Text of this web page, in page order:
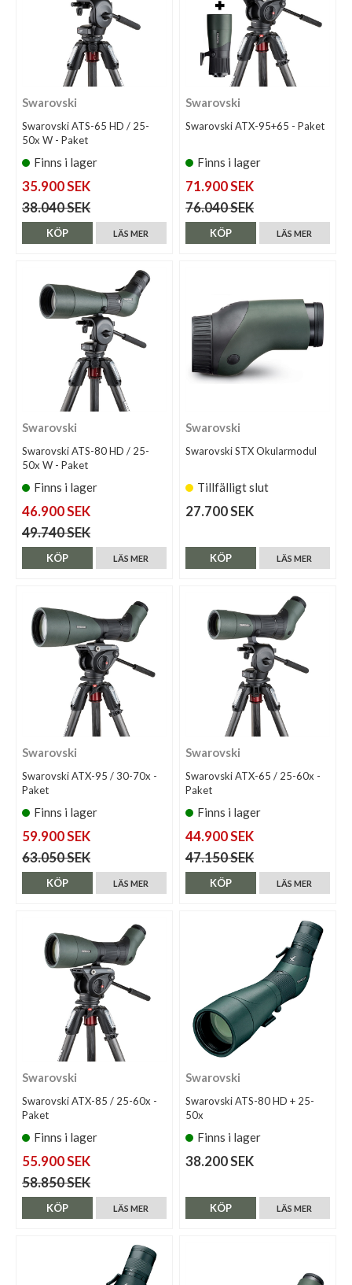
Swarovski
Swarovski ATS-65 HD / 25-
50x W - Paket
Finns i lager
35.900 SEK
38.040 SEK
LÄS MER
KÖP
Swarovski
Swarovski ATX-95+65 - Paket
Finns i lager
71.900 SEK
76.040 SEK
LÄS MER
KÖP
Swarovski
Swarovski ATS-80 HD / 25-
50x W - Paket
Finns i lager
46.900 SEK
49.740 SEK
LÄS MER
KÖP
Swarovski
Swarovski STX Okularmodul
Tillfälligt slut
27.700 SEK
LÄS MER
KÖP
Swarovski
Swarovski ATX-95 / 30-70x -
Paket
Finns i lager
59.900 SEK
63.050 SEK
LÄS MER
KÖP
Swarovski
Swarovski ATX-65 / 25-60x -
Paket
Finns i lager
44.900 SEK
47.150 SEK
LÄS MER
KÖP
Swarovski
Swarovski ATX-85 / 25-60x -
Paket
Finns i lager
55.900 SEK
58.850 SEK
LÄS MER
KÖP
Swarovski
Swarovski ATS-80 HD + 25-
50x
Finns i lager
38.200 SEK
LÄS MER
KÖP